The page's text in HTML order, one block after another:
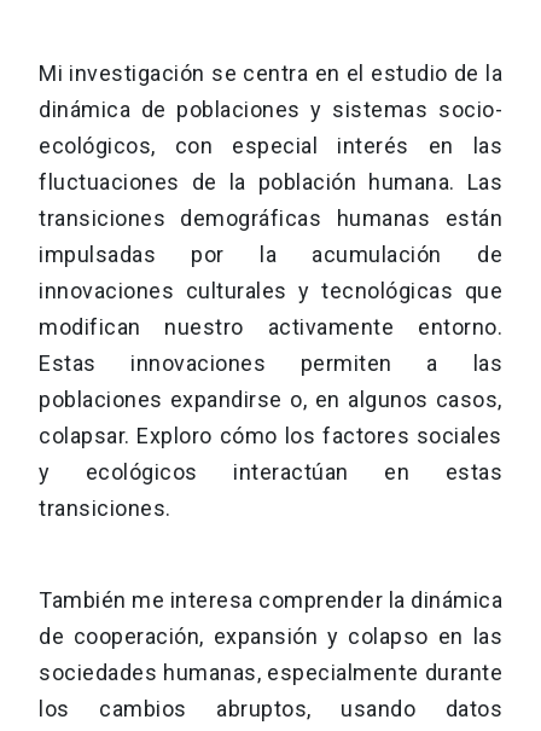
Mi investigación se centra en el estudio de la
dinámica de poblaciones y sistemas socio-
ecológicos, con especial interés en las
fluctuaciones de la población humana. Las
transiciones demográficas humanas están
impulsadas por la acumulación de
innovaciones culturales y tecnológicas que
modifican nuestro activamente entorno.
Estas innovaciones permiten a las
poblaciones expandirse o, en algunos casos,
colapsar. Exploro cómo los factores sociales
y ecológicos interactúan en estas
transiciones.
También me interesa comprender la dinámica
de cooperación, expansión y colapso en las
sociedades humanas, especialmente durante
los cambios abruptos, usando datos